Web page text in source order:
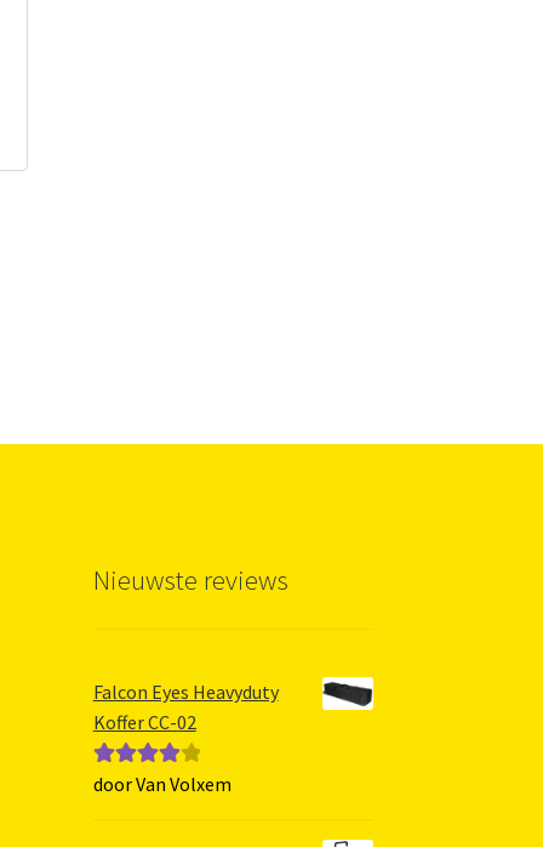
Nieuwste reviews
Falcon Eyes Heavyduty
Koffer CC-02
Gewaarde
door Van Volxem